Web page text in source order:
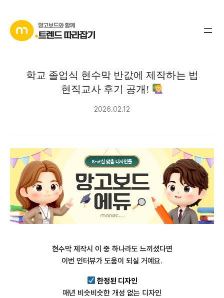
학교 졸업식 현수막 반값에 제작하는 법
현직교사 후기 공개!
2026.02.12
현수막 제작시 이 중 하나라도 느끼셨다면
이번 인터뷰가 도움이 되실 거예요.
한정된 디자인
매년 비슷비슷한 개성 없는 디자인